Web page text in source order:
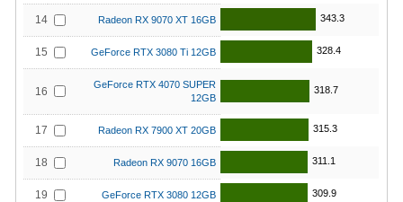
14 Radeon RX 9070 XT 16GB 343.3
15 GeForce RTX 3080 Ti 12GB 328.4
16
GeForce RTX 4070 SUPER
12GB
318.7
17 Radeon RX 7900 XT 20GB 315.3
18 Radeon RX 9070 16GB 311.1
19 GeForce RTX 3080 12GB 309.9